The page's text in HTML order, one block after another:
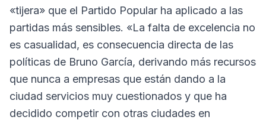
«tijera» que el Partido Popular ha aplicado a las
partidas más sensibles. «La falta de excelencia no
es casualidad, es consecuencia directa de las
políticas de Bruno García, derivando más recursos
que nunca a empresas que están dando a la
ciudad servicios muy cuestionados y que ha
decidido competir con otras ciudades en